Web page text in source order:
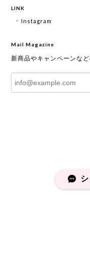
LINK
Instagram
Mail Magazine
新商品やキャンペーンな